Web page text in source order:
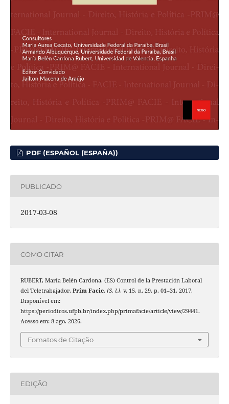
PDF (ESPAÑOL (ESPAÑA))
PUBLICADO
2017-03-08
COMO CITAR
RUBERT, María Belén Cardona. (ES) Control de la Prestación Laboral
del Teletrabajador. Prim Facie, [S. l.], v. 15, n. 29, p. 01–31, 2017.
Disponível em:
https://periodicos.ufpb.br/index.php/primafacie/article/view/29441.
Acesso em: 8 ago. 2026.
Fomatos de Citação
EDIÇÃO